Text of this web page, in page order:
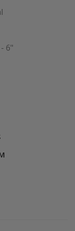
6"